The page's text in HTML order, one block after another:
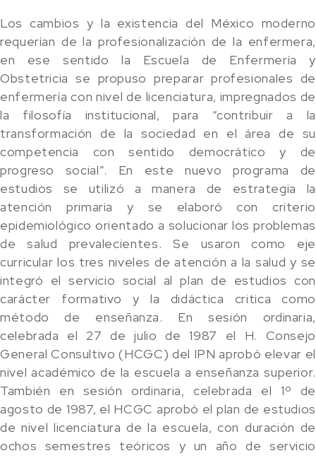
Los cambios y la existencia del México moderno
requerían de la profesionalización de la enfermera,
en ese sentido la Escuela de Enfermería y
Obstetricia se propuso preparar profesionales de
enfermería con nivel de licenciatura, impregnados de
la filosofía institucional, para “contribuir a la
transformación de la sociedad en el área de su
competencia con sentido democrático y de
progreso social”. En este nuevo programa de
estudios se utilizó a manera de estrategia la
atención primaria y se elaboró con criterio
epidemiológico orientado a solucionar los problemas
de salud prevalecientes. Se usaron como eje
curricular los tres niveles de atención a la salud y se
integró el servicio social al plan de estudios con
carácter formativo y la didáctica critica como
método de enseñanza. En sesión ordinaria,
celebrada el 27 de julio de 1987 el H. Consejo
General Consultivo (HCGC) del IPN aprobó elevar el
nivel académico de la escuela a enseñanza superior.
También en sesión ordinaria, celebrada el 1º de
agosto de 1987, el HCGC aprobó el plan de estudios
de nivel licenciatura de la escuela, con duración de
ochos semestres teóricos y un año de servicio